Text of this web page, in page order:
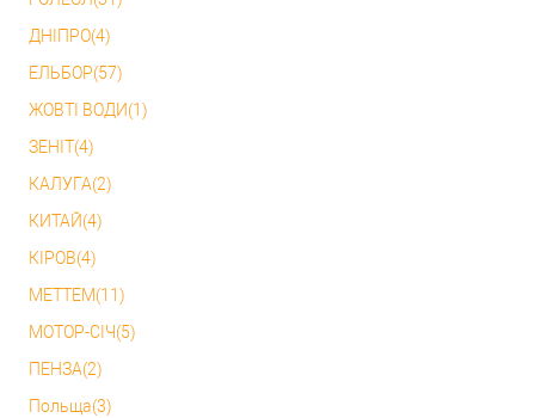
ДНІПРО(4)
ЕЛЬБОР(57)
ЖОВТІ ВОДИ(1)
ЗЕНІТ(4)
КАЛУГА(2)
КИТАЙ(4)
КІРОВ(4)
МЕТТЕМ(11)
МОТОР-СІЧ(5)
ПЕНЗА(2)
Польща(3)